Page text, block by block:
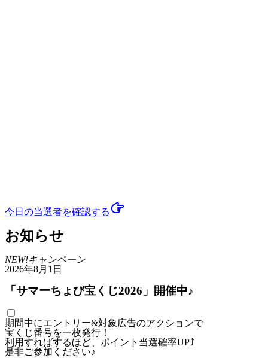
今日の当選者を確認する
お知らせ
NEW!キャンペーン
2026年8月1日
「サマーちょび宝くじ2026」開催中♪
期間中にエントリー&対象広告のアクションで
宝くじ番号を一枚発行！
利用すればするほど、ポイント当選確率UP⤴
是非ご参加ください♪